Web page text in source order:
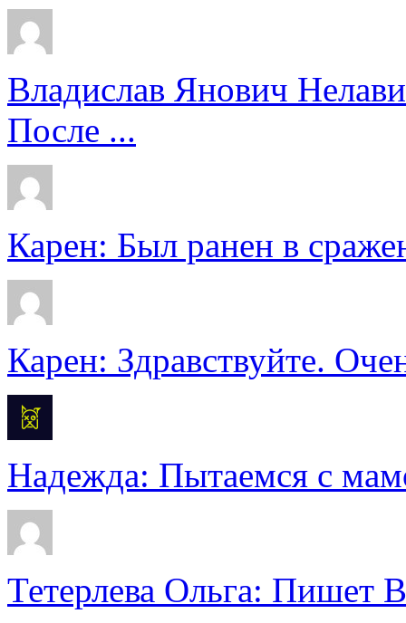
Владислав Янович
После ...
Карен: Был ранен в
Карен: Здравствуйте.
Надежда: Пытаемся с
Тетерлева Ольга: Пишет